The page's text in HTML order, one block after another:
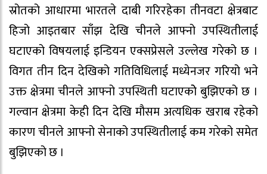
स्रोतको आधारमा भारतले दाबी गरिरहेका तीनवटा क्षेत्रबाट
हिजो आइतबार साँझ देखि चीनले आफ्नो उपस्थितीलाई
घटाएको विषयलाई इन्डियन एक्सप्रेसले उल्लेख गरेको छ ।
विगत तीन दिन देखिको गतिविधिलाई मध्येनजर गरियो भने
उक्त क्षेत्रमा चीनले आफ्नो उपस्थिती घटाएकोे बुझिएको छ ।
गल्वान क्षेत्रमा केही दिन देखि मौसम अत्यधिक खराब रहेको
कारण चीनले आफ्नो सेनाको उपस्थितीलाई कम गरेको समेत
बुझिएको छ ।